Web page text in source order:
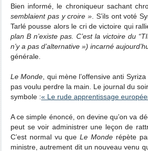
Bien informé, le chroniqueur sachant
semblaient pas y croire » . S’ils ont voté
Tarlé pousse alors le cri de victoire qui
plan B n’existe pas. C’est la victoire du
n’y a pas d’alternative ») incarné
générale.
Le Monde , qui mène l’offensive anti
pas voulu perdre la main. Le journal du
symbole :« Le rude apprentissage
A ce simple énoncé, on devine qu’on va
peut se voir administrer une leçon de
C’est normal vu queLe Monde répète
ministre, autrement dit un nouveau venu